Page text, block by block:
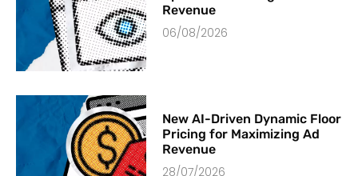
Revenue
06/08/2026
New AI-Driven Dynamic Floor
Pricing for Maximizing Ad
Revenue
28/07/2026